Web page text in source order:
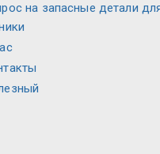
на запасные детали